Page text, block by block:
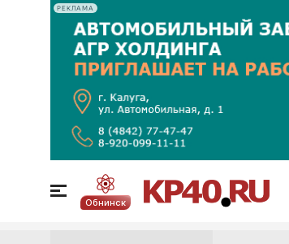
РЕКЛАМА
Обнинск